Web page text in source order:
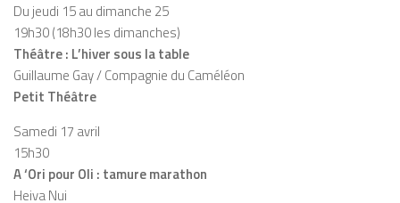
Du jeudi 15 au dimanche 25
19h30 (18h30 les dimanches)
Théâtre : L’hiver sous la table
Guillaume Gay / Compagnie du Caméléon
Petit Théâtre
Samedi 17 avril
15h30
A ‘Ori pour Oli : tamure marathon
Heiva Nui